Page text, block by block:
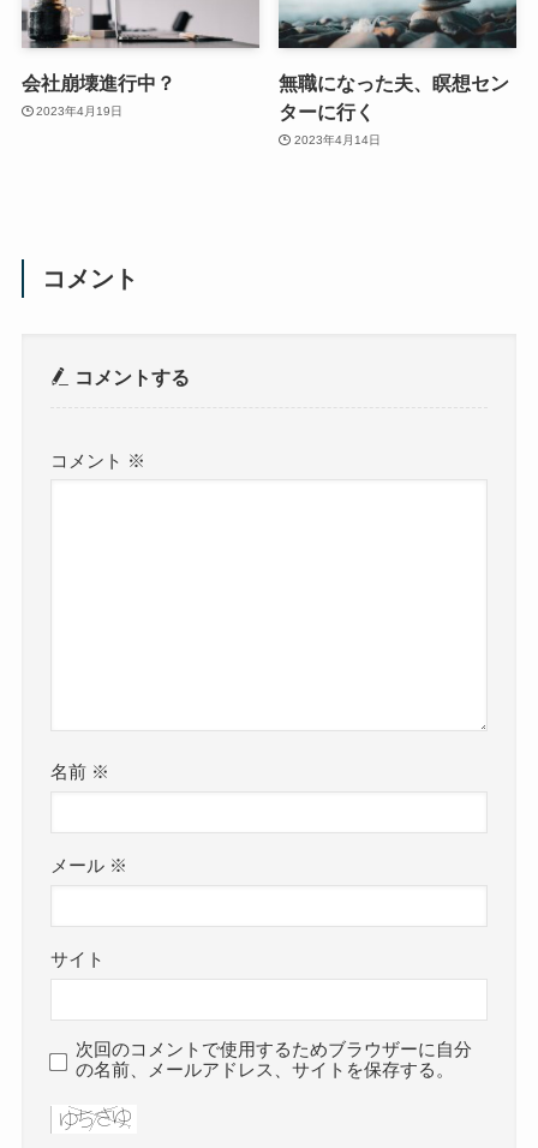
会社崩壊進行中？
2023年4月19日
無職になった夫、瞑想セン
ターに行く
2023年4月14日
コメント
コメントする
コメント ※
名前 ※
メール ※
サイト
次回のコメントで使用するためブラウザーに自分
の名前、メールアドレス、サイトを保存する。